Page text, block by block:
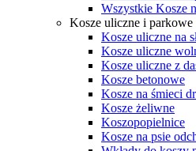
Wszystkie Kosze
Kosze uliczne i parkowe
Kosze uliczne na
Kosze uliczne
Kosze uliczne z
Kosze betonowe
Kosze na śmieci
Kosze żeliwne
Koszopopielnice
Kosze na psie